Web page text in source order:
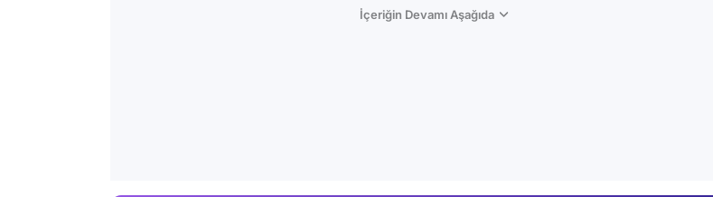
İçeriğin Devamı Aşağıda